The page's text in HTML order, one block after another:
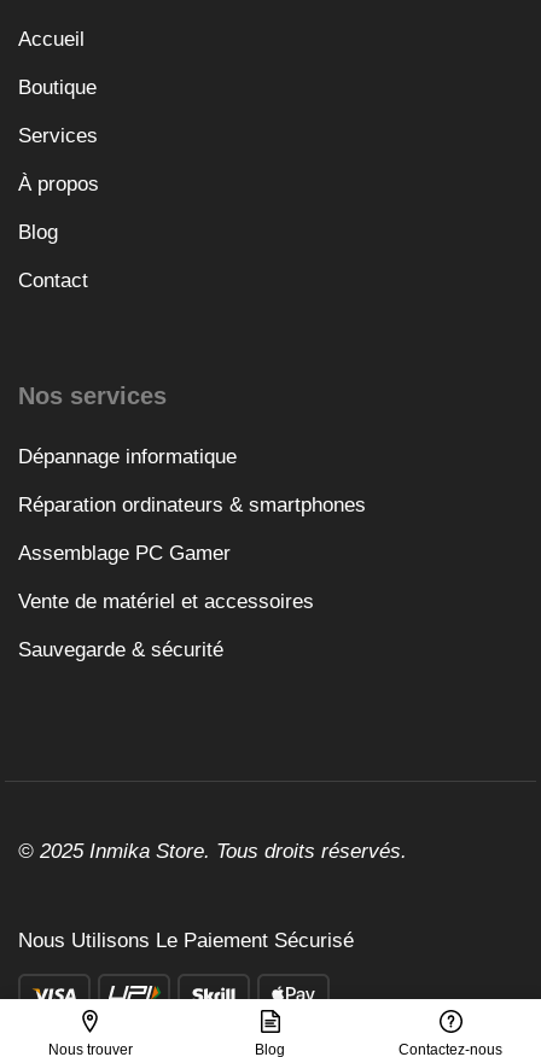
Nous trouver Blog Contactez-nous
Accueil
Boutique
Services
À propos
Blog
Contact
Nos services
Dépannage informatique
Réparation ordinateurs & smartphones
Assemblage PC Gamer
Vente de matériel et accessoires
Sauvegarde & sécurité
© 2025 Inmika Store. Tous droits réservés.
Nous Utilisons Le Paiement Sécurisé